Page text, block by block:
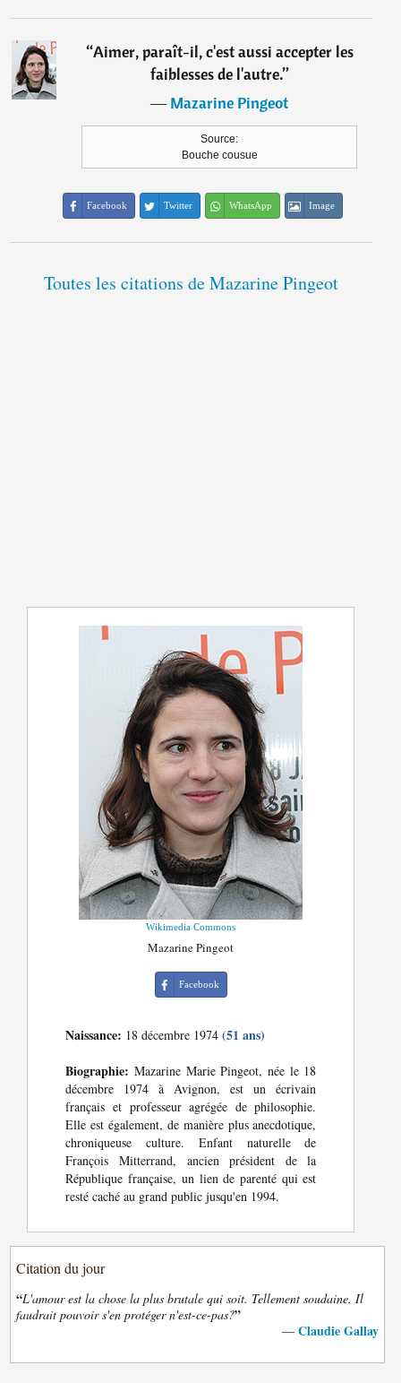
“Aimer, paraît-il, c'est aussi accepter les
faiblesses de l'autre.”
―Mazarine Pingeot
Source:
Bouche cousue
Facebook Twitter WhatsApp Image
Toutes les citations de Mazarine Pingeot
Wikimedia Commons
Mazarine Pingeot
Facebook
Naissance: 18 décembre 1974(51 ans)
Biographie: Mazarine Marie Pingeot, née le 18
décembre 1974 à Avignon, est un écrivain
français et professeur agrégée de philosophie.
Elle est également, de manière plus anecdotique,
chroniqueuse culture. Enfant naturelle de
François Mitterrand, ancien président de la
République française, un lien de parenté qui est
resté caché au grand public jusqu'en 1994.
Citation du jour
“L'amour est la chose la plus brutale qui soit. Tellement soudaine. Il
faudrait pouvoir s'en protéger n'est-ce-pas?”
— Claudie Gallay